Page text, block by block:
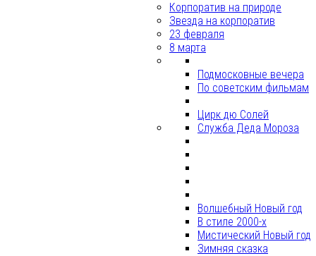
Корпоратив на природе
Звезда на корпоратив
23 февраля
8 марта
Подмосковные вечера
По советским фильмам
Цирк дю Солей
Служба Деда Мороза
Волшебный Новый год
В стиле 2000-х
Мистический Новый год
Зимняя сказка